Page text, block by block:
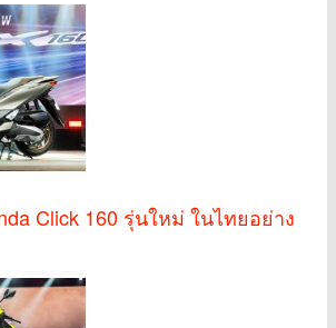
Click 160 รุ่นใหม่ ในไทยอย่าง